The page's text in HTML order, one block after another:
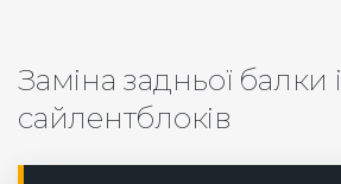
Заміна задньої балки і
сайлентблоків